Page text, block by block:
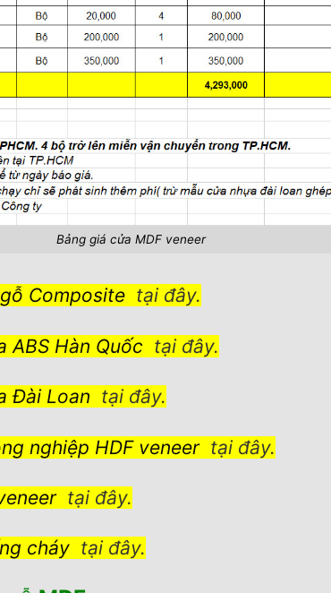
Bảng giá cửa MDF veneer
Composite tại đây.
ABS Hàn Quốc tại đây.
Đài Loan tại đây.
nghiệp HDF veneertại đây.
tại đây.
cháy tại đây.